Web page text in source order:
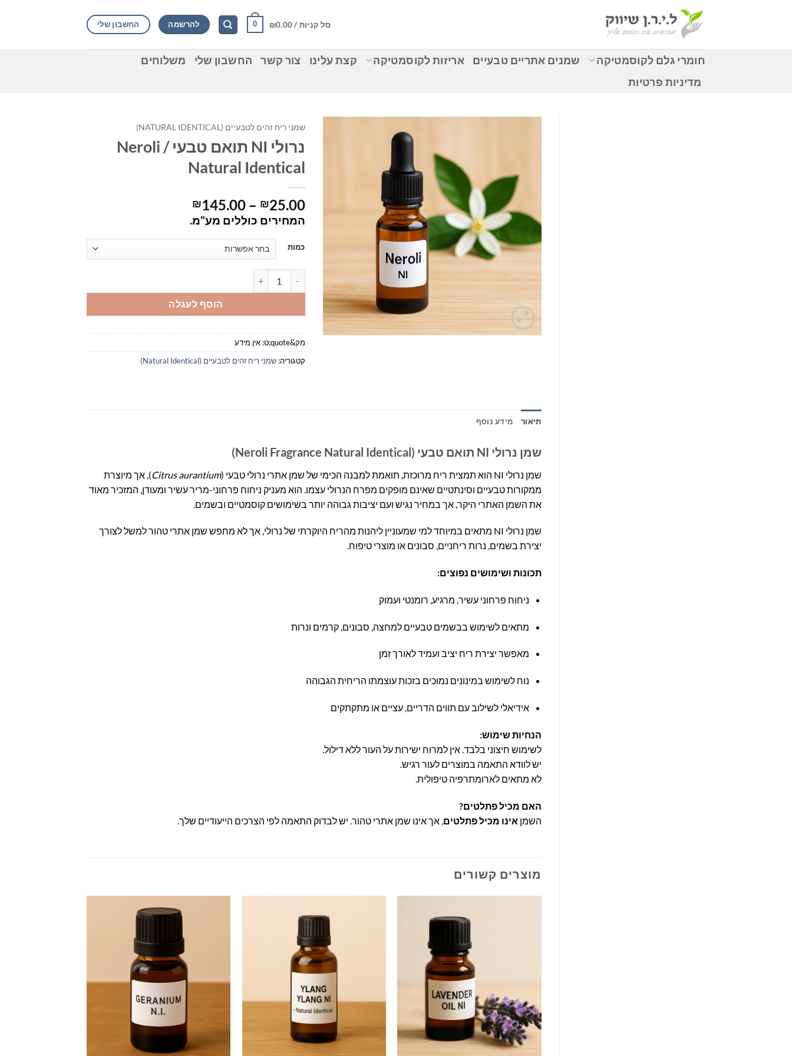
סל קניות / ₪0.00
0 להרשמה החשבון שלי
חומרי גלם לקוסמטיקה שמנים אתריים טבעיים אריזות לקוסמטיקה קצת עלינו צור קשר החשבון שלי
משלוחים
מדיניות פרטיות
שמני ריח זהים לטבעיים (NATURAL IDENTICAL)
נרולי NI תואם טבעי / Neroli
Natural Identical
₪25.00
–
₪145.00
מחירים:
⁦₪145.00⁩
המחירים כוללים מע"מ.
כמות
הוסף לעגלה
מק&quote;ט:
אין מידע
קטגוריה:שמני ריח זהים לטבעיים (Natural Identical)
תיאור מידע נוסף
שמן נרולי NI תואם טבעי (Neroli Fragrance Natural Identical)
שמן נרולי NI הוא תמצית ריח מרוכזת, תואמת למבנה הכימי של שמן אתרי נרולי טבעי ( Citrus aurantium), אך מיוצרת
ממקורות טבעיים וסינתטיים שאינם מופקים מפרח הנרולי עצמו. הוא מעניק ניחוח פרחוני-מריר עשיר ומעודן, המזכיר מאוד
את השמן האתרי היקר, אך במחיר נגיש ועם יציבות גבוהה יותר בשימושים קוסמטיים ובשמים.
שמן נרולי NI מתאים במיוחד למי שמעוניין ליהנות מהריח היוקרתי של נרולי, אך לא מחפש שמן אתרי טהור למשל לצורך
יצירת בשמים, נרות ריחניים, סבונים או מוצרי טיפוח.
תכונות ושימושים נפוצים:
ניחוח פרחוני עשיר, מרגיע, רומנטי ועמוק
מתאים לשימוש בבשמים טבעיים למחצה, סבונים, קרמים ונרות
מאפשר יצירת ריח יציב ועמיד לאורך זמן
נוח לשימוש במינונים נמוכים בזכות עוצמתו הריחית הגבוהה
אידיאלי לשילוב עם תווים הדריים, עציים או מתקתקים
הנחיות שימוש:
לשימוש חיצוני בלבד. אין למרוח ישירות על העור ללא דילול.
יש לוודא התאמה במוצרים לעור רגיש.
לא מתאים לארומתרפיה טיפולית.
האם מכיל פתלטים?
השמן אינו מכיל פתלטים , אך אינו שמן אתרי טהור. יש לבדוק התאמה לפי הצרכים הייעודיים שלך.
מוצרים קשורים